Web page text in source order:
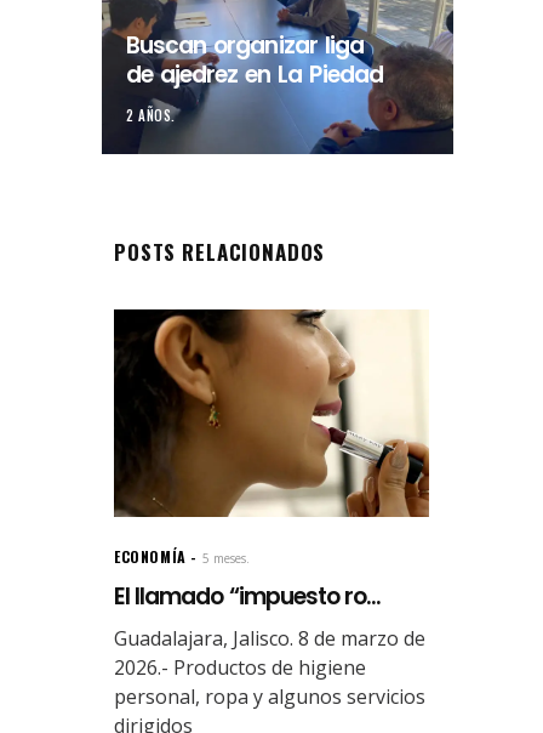
Buscan organizar liga
de ajedrez en La Piedad
2 AÑOS.
POSTS RELACIONADOS
ECONOMÍA 5 meses.
El llamado “impuesto ro...
Guadalajara, Jalisco. 8 de marzo de
2026.- Productos de higiene
personal, ropa y algunos servicios
dirigidos